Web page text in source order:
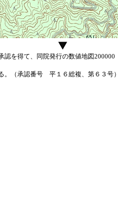
認を得て、同院発行の数値地図
。（承認番号 平１６総複、第６３号